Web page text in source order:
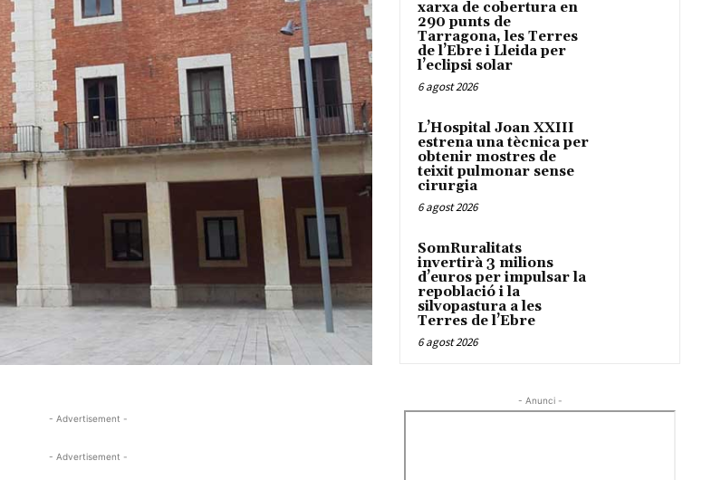
- Advertisement -
- Advertisement -
xarxa de cobertura en
290 punts de
Tarragona, les Terres
de l’Ebre i Lleida per
l’eclipsi solar
6 agost 2026
L’Hospital Joan XXIII
estrena una tècnica per
obtenir mostres de
teixit pulmonar sense
cirurgia
6 agost 2026
SomRuralitats
invertirà 3 milions
d’euros per impulsar la
repoblació i la
silvopastura a les
Terres de l’Ebre
6 agost 2026
- Anunci -